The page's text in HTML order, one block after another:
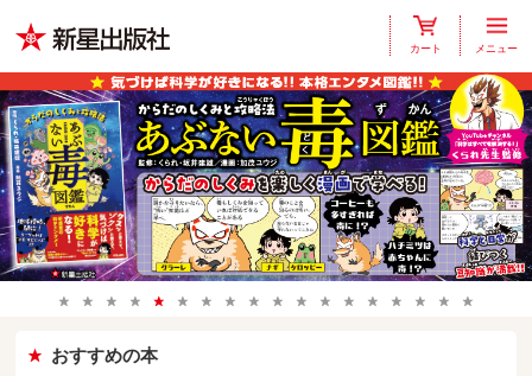
カート メニュー
おすすめの本